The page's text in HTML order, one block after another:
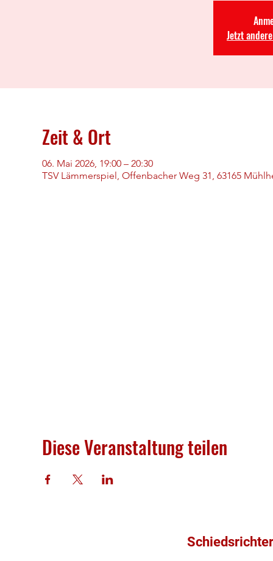
Jetzt
Zeit & Ort
06. Mai 2026, 19:00 – 20:30
TSV Lämmerspiel, Offenbacher Weg 31, 63165
Diese Veranstaltung teilen